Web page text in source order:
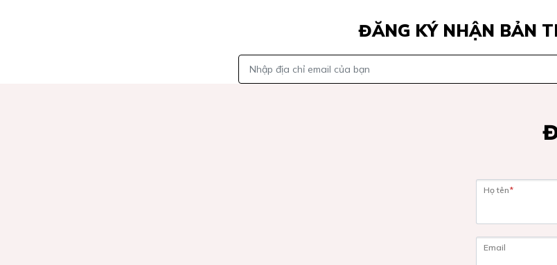
ĐĂNG KÝ NHẬN BẢN
Họ tên*
Email